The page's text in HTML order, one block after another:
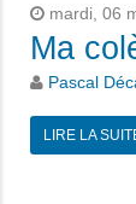
mardi, 06
Ma
Pascal
LIRE LA